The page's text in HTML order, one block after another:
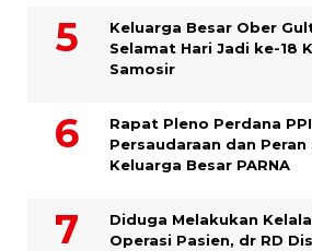
Keluarga Besar Ober
Selamat Hari Jadi ke-18
Samosir
Rapat Pleno Perdana
Persaudaraan dan
Keluarga Besar PARNA
Diduga Melakukan
Operasi Pasien, dr RD